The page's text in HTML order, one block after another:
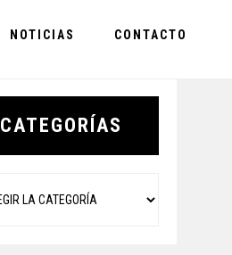
NOTICIAS CONTACTO
CATEGORÍAS